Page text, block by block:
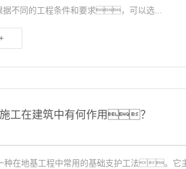
不同的工程条件和要求，可以选...
工在建筑中有何作用？
种在地基工程中常用的基础支护工法。